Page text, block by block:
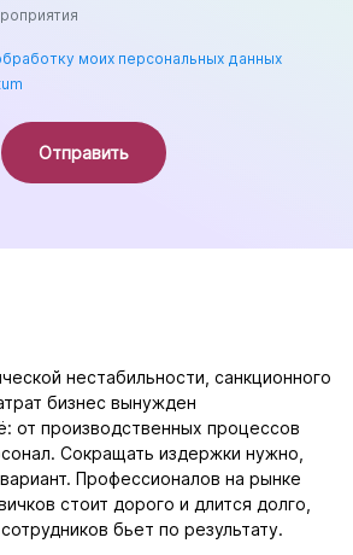
моих персональных данных
Отправить
нестабильности, санкционного
бизнес вынужден
от производственных процессов
Сокращать издержки нужно,
Профессионалов на рынке
стоит дорого и длится долго,
бьет по результату.